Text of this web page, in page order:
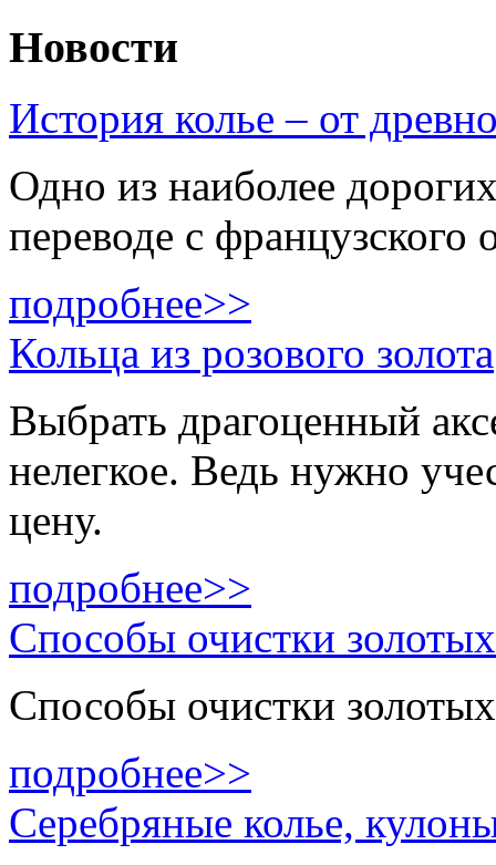
Новости
История колье – от
Одно из наиболее
переводе с французского
подробнее>>
Кольца из розового золота
Выбрать драгоценный
нелегкое. Ведь нужно
цену.
подробнее>>
Способы очистки
Способы очистки
подробнее>>
Серебряные колье,